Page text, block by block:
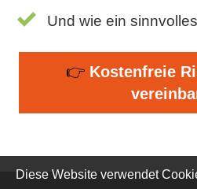
Und wie ein
👉 Kostenfreie
Diese Website verwendet